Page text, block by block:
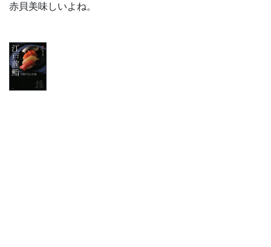
赤貝美味しいよね。